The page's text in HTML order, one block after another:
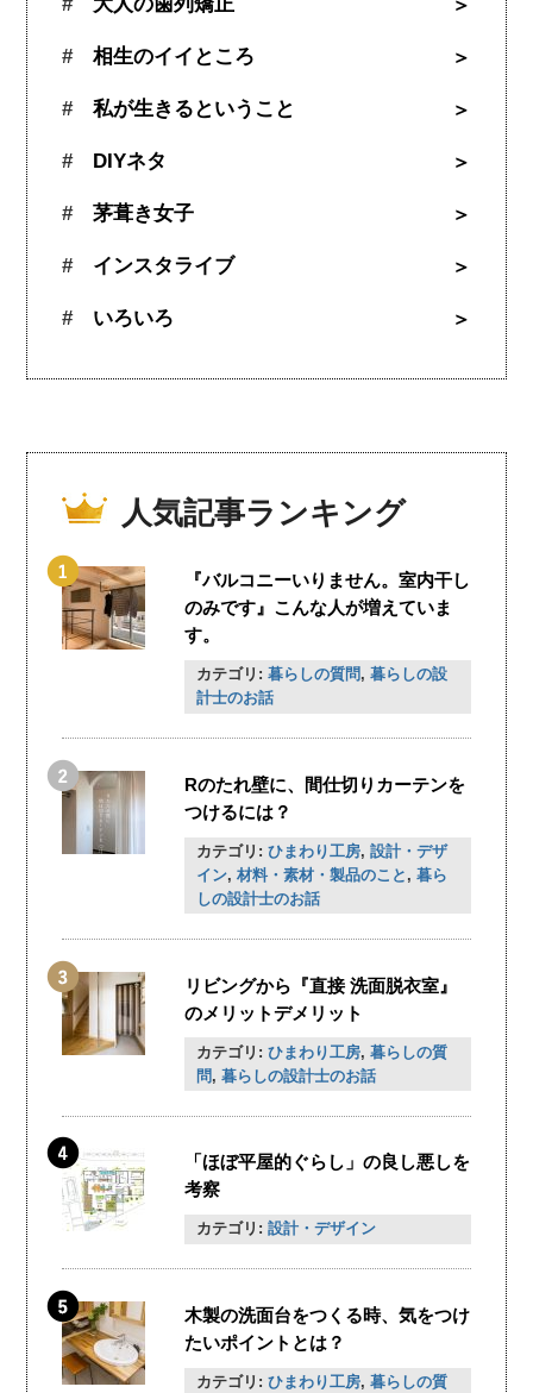
相生のイイところ
私が生きるということ
DIYネタ
茅葺き女子
インスタライブ
いろいろ
人気記事ランキング
『バルコニーいりません。室内干し
のみです』こんな人が増えていま
す。
カテゴリ: 暮らしの質問, 暮らしの設
計士のお話
Rのたれ壁に、間仕切りカーテンを
つけるには？
カテゴリ: ひまわり工房, 設計・デザ
イン, 材料・素材・製品のこと , 暮ら
しの設計士のお話
リビングから『直接 洗面脱衣室』
のメリットデメリット
カテゴリ: ひまわり工房, 暮らしの質
問, 暮らしの設計士のお話
「ほぼ平屋的ぐらし」の良し悪しを
考察
カテゴリ: 設計・デザイン
木製の洗面台をつくる時、気をつけ
たいポイントとは？
カテゴリ: ひまわり工房, 暮らしの質